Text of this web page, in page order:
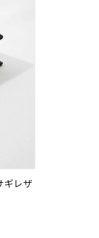
ギレザ